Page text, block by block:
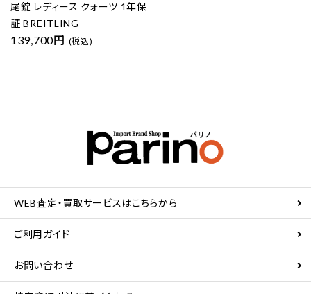
尾錠 レディース クォーツ 1年保
証 BREITLING
139,700円 (税込)
WEB査定・買取サービスはこちらから
ご利用ガイド
お問い合わせ